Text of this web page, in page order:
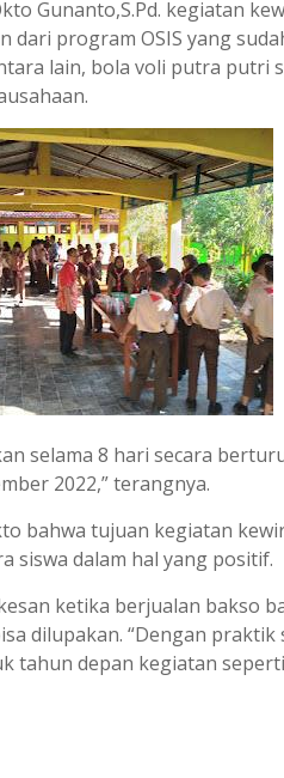
Gunanto,S.Pd. kegiatan
program OSIS yang
lain, bola voli putra putri
selama 8 hari secara
2022,” terangnya.
bahwa tujuan kegiatan
siswa dalam hal yang positif.
ketika berjualan bakso
dilupakan. “Dengan
tahun depan kegiatan